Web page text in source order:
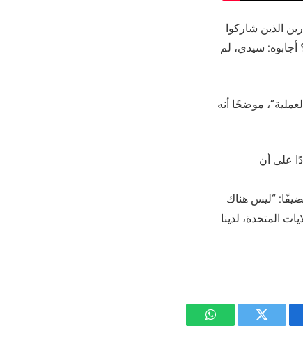
الذين شاركوا
أجابوه: سيدي، لم
موضحًا أنه
على أن
“ليس هناك
المتحدة، لدينا
تويتر واتساب